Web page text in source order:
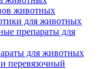
животных
для животных
препараты для
для животных
перевязочный